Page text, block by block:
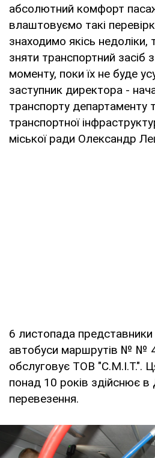
абсолютний комфорт
влаштовуємо такі
знаходимо якісь
зняти транспортний засіб
моменту, поки їх не буде
заступник директора -
транспорту департаменту
транспортної
міської ради Олександр
6 листопада представники
автобуси маршрутів № №
обслуговує ТОВ "С.М.І.Т.".
понад 10 років здійснює в
перевезення.